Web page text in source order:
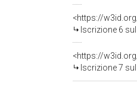
<https://
Iscrizione 6
<https://
Iscrizione 7